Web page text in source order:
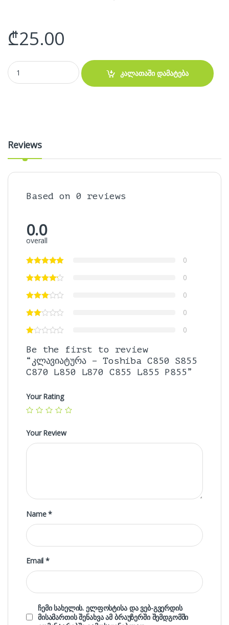
₾25.00
კლავიატურა - Toshiba C850 S855 C870 L850 L870 C855 L855
კალათაში დამატება
Reviews
Based on 0 reviews
0.0
overall
0
0
0
0
0
Be the first to review
“კლავიატურა – Toshiba C850 S855
C870 L850 L870 C855 L855 P855”
Your Rating
Your Review
Name*
Email*
ჩემი სახელის. ელფოსტისა და ვებ-გვერდის
მისამართის შენახვა ამ ბრაუზერში შემდგომში